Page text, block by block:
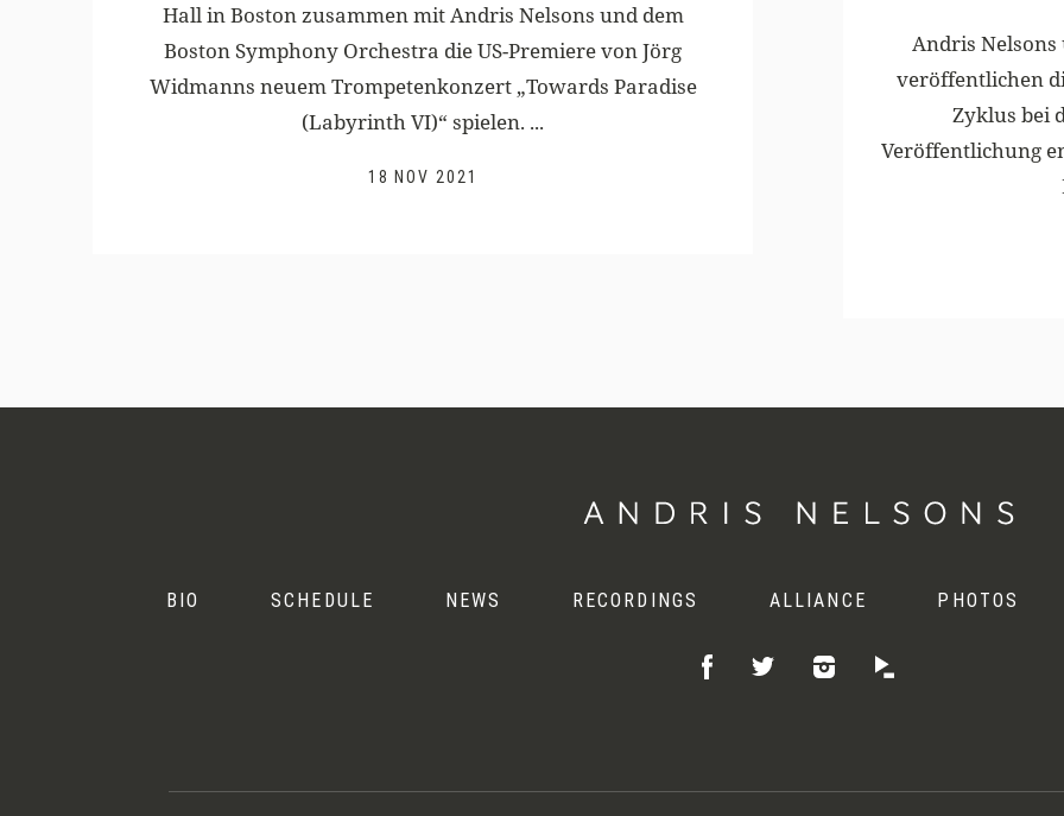
Hall in Boston zusammen mit Andris Nelsons und dem
Boston Symphony Orchestra die US-Premiere von Jörg
Widmanns neuem Trompetenkonzert „Towards Paradise
(Labyrinth VI)“ spielen. ...
18 NOV 2021
Andris
veröffentlichen
Zyklus bei
Veröffentlichung
BIO SCHEDULE NEWS RECORDINGS ALLIANCE PHOTOS
Like
FollowFollowListen